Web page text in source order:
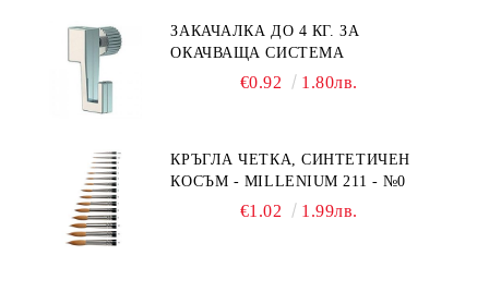
ЗАКАЧАЛКА ДО 4 КГ. ЗА
ОКАЧВАЩА СИСТЕМА
€0.92 1.80лв.
КРЪГЛА ЧЕТКА, СИНТЕТИЧЕН
КОСЪМ - MILLENIUM 211 - №0
€1.02 1.99лв.